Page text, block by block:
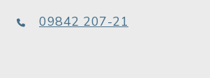
09842 207-21